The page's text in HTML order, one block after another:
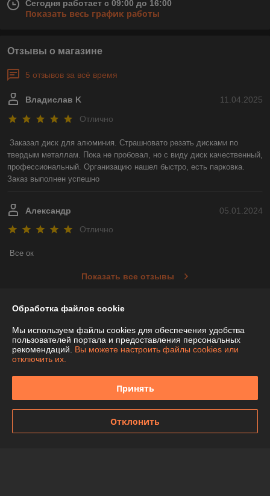
Сегодня работает с 09:00 до 16:00
Показать весь график работы
Отзывы о магазине
5 отзывов за всё время
11.04.2025
Владислав K
Отлично
Заказал диск для алюминия. Страшновато резать дисками по
твердым металлам. Пока не пробовал, но с виду диск качественный,
профессиональный. Организацию нашел быстро, есть парковка.
Заказ выполнен успешно
05.01.2024
Александр
Отлично
Все ок
Показать все отзывы
Контакты
Доставка и оплата
График работы
Полная версия сайта
Обработка файлов cookie
Мы используем файлы cookies для обеспечения удобства
пользователей портала и предоставления персональных
рекомендаций. Вы можете настроить файлы cookies или
отключить их.
Принять
Отклонить